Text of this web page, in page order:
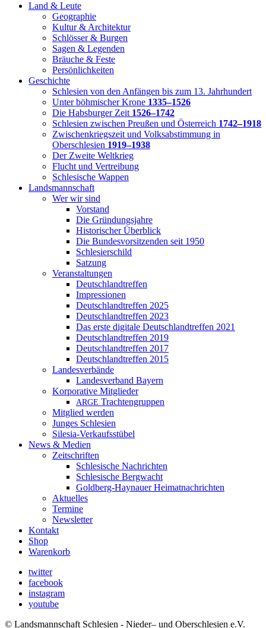
Land & Leute
Geographie
Kultur & Architektur
Schlösser & Burgen
Sagen & Legenden
Bräuche & Feste
Persönlichkeiten
Geschichte
Schlesien von den Anfängen bis zum 13. Jahrhundert
Unter böhmischer Krone 1335–1526
Die Habsburger Zeit 1526–1742
Schlesien zwischen Preußen und Österreich 1742–1918
Zwischenkriegszeit und Volksabstimmung in
Oberschlesien 1919–1938
Der Zweite Weltkrieg
Flucht und Vertreibung
Schlesische Wappen
Landsmannschaft
Wer wir sind
Vorstand
Die Gründungsjahre
Historischer Überblick
Die Bundesvorsitzenden seit 1950
Schlesierschild
Satzung
Veranstaltungen
Deutschlandtreffen
Impressionen
Deutschlandtreffen 2025
Deutschlandtreffen 2023
Das erste digitale Deutschlandtreffen 2021
Deutschlandtreffen 2019
Deutschlandtreffen 2017
Deutschlandtreffen 2015
Landesverbände
Landesverband Bayern
Korporative Mitglieder
ARGE Trachtengruppen
Mitglied werden
Junges Schlesien
Silesia-Verkaufsstübel
News & Medien
Zeitschriften
Schlesische Nachrichten
Schlesische Bergwacht
Goldberg-Haynauer Heimatnachrichten
Aktuelles
Termine
Newsletter
Kontakt
Shop
Warenkorb
twitter
facebook
instagram
youtube
© Landsmannschaft Schlesien - Nieder– und Oberschlesien e.V.